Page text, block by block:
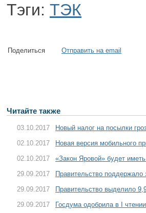
Тэги: ТЭК
Поделиться Отправить на email
Читайте также
03.10.2017
Новый налог на посылки
02.10.2017
Новая версия мобильного
02.10.2017
«Закон Яровой» будет
29.09.2017
Правительство
29.09.2017
Правительство выделило
29.09.2017
Госдума одобрила в I